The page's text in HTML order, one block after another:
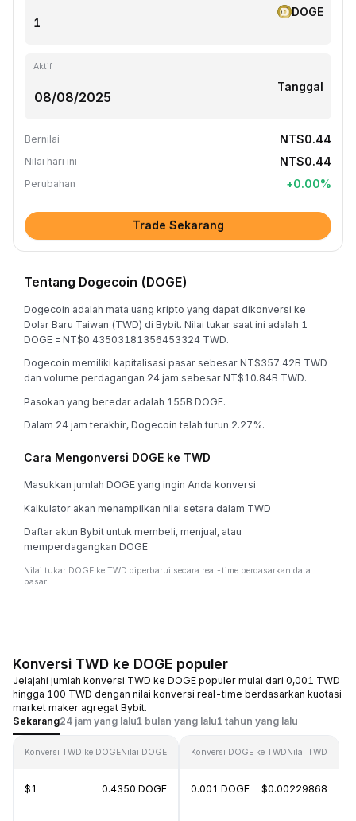
DOGE
Aktif
Tanggal
Bernilai NT$0.44
Nilai hari ini NT$0.44
Perubahan +0.00%
Trade Sekarang
Tentang Dogecoin (DOGE)
Dogecoin adalah mata uang kripto yang dapat dikonversi ke
Dolar Baru Taiwan (TWD) di Bybit. Nilai tukar saat ini adalah 1
DOGE = NT$0.43503181356453324 TWD.
Dogecoin memiliki kapitalisasi pasar sebesar NT$357.42B TWD
dan volume perdagangan 24 jam sebesar NT$10.84B TWD.
Pasokan yang beredar adalah 155B DOGE.
Dalam 24 jam terakhir, Dogecoin telah turun 2.27%.
Cara Mengonversi DOGE ke TWD
Masukkan jumlah DOGE yang ingin Anda konversi
Kalkulator akan menampilkan nilai setara dalam TWD
Daftar akun Bybit untuk membeli, menjual, atau
memperdagangkan DOGE
Nilai tukar DOGE ke TWD diperbarui secara real-time berdasarkan data
pasar.
Konversi TWD ke DOGE populer
Jelajahi jumlah konversi TWD ke DOGE populer mulai dari 0,001 TWD
hingga 100 TWD dengan nilai konversi real-time berdasarkan kuotasi
market maker agregat Bybit.
Sekarang24 jam yang lalu1 bulan yang lalu1 tahun yang lalu
Konversi TWD ke DOGENilai DOGE
$1 0.4350 DOGE
Konversi DOGE ke TWDNilai TWD
0.001 DOGE $0.00229868